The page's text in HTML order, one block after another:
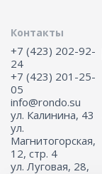
Контакты
+7 (423) 202-92-
24
+7 (423) 201-25-
05
info@rondo.su
ул. Калинина, 43
ул.
Магнитогорская,
12, стр. 4
ул. Луговая, 28,